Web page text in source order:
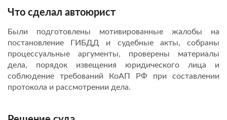
Что сделал автоюрист
Были подготовлены мотивированные жалобы на
постановление ГИБДД и судебные акты, собраны
процессуальные аргументы, проверены материалы
дела, порядок извещения юридического лица и
соблюдение требований КоАП РФ при составлении
протокола и рассмотрении дела.